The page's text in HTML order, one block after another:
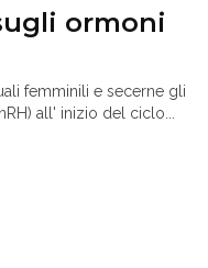
ormoni
femminili e secerne gli
all' inizio del ciclo...